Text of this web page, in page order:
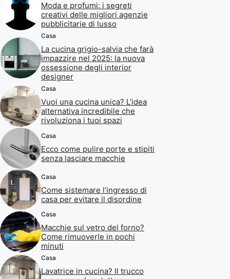
Moda e profumi: i segreti
creativi delle migliori agenzie
pubblicitarie di lusso
Casa
La cucina grigio-salvia che farà
impazzire nel 2025: la nuova
ossessione degli interior
designer
Casa
Vuoi una cucina unica? L’idea
alternativa incredibile che
rivoluziona i tuoi spazi
Casa
Ecco come pulire porte e stipiti
senza lasciare macchie
Casa
Come sistemare l’ingresso di
casa per evitare il disordine
Casa
Macchie sul vetro del forno?
Come rimuoverle in pochi
minuti
Casa
Lavatrice in cucina? Il trucco